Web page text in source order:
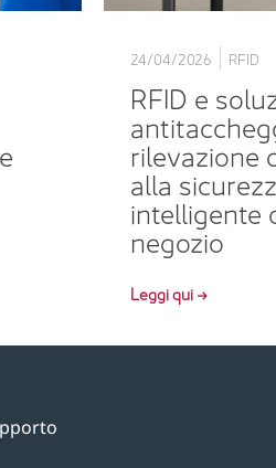
24/04/2026 RFID
RFID e
rilevazione
alla
intelligente
negozio
Leggi qui →